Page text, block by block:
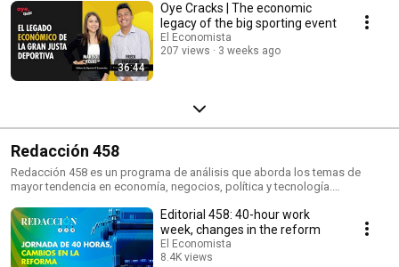
36:44
Oye Cracks | The economic
legacy of the big sporting event
El Economista
207 views
3 weeks ago
Redacción 458
Redacción 458 es un programa de análisis que aborda los temas de
mayor tendencia en economía, negocios, política y tecnología.
visión profunda y fundamentada sobre los acontecimientos que están
marcando la agenda informativa.
Editorial 458: 40-hour work
week, changes in the reform
El Economista
8.4K views